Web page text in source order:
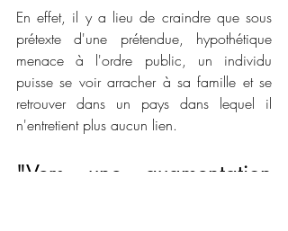
En effet, il y a lieu de craindre que sous
prétexte d'une prétendue, hypothétique
menace à l'ordre public, un individu
puisse se voir arracher à sa famille et se
retrouver dans un pays dans lequel il
n'entretient plus aucun lien.
"Vers une augmentation